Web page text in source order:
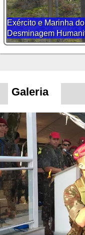
Exército e Marinha
Desminagem
Galeria